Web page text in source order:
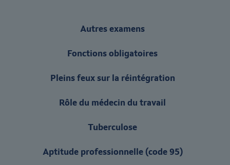
Autres examens
Fonctions obligatoires
Pleins feux sur la réintégration
Rôle du médecin du travail
Tuberculose
Aptitude professionnelle (code 95)